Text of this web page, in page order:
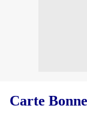
Carte